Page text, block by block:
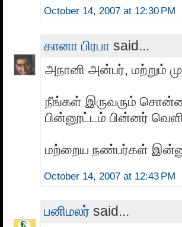
October 14, 2007 at 12:30 PM
கானா பிரபா said...
அநானி அன்பர், மற்றும்
நீங்கள் இருவரும் சொன்ன
பின்னூட்டம் பின்னர்
மற்றைய நண்பர்கள்
October 14, 2007 at 12:43 PM
பனிமலர் said...